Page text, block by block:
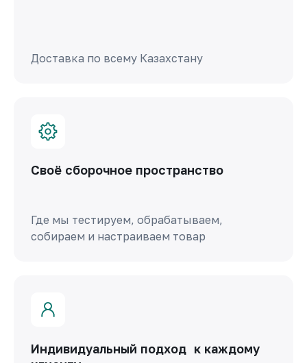
Доставка по всему Казахстану
Своё сборочное пространство
Где мы тестируем, обрабатываем,
собираем и настраиваем товар
Индивидуальный подход к каждому